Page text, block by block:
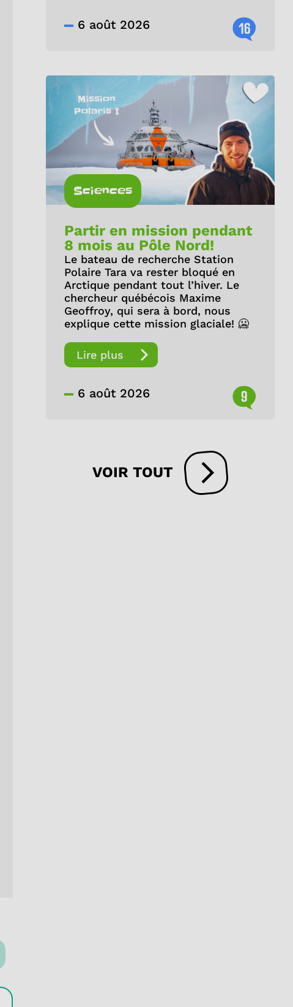
6 août 2026 16
Sciences
Partir en mission pendant
8 mois au Pôle Nord!
Le bateau de recherche Station
Polaire Tara va rester bloqué en
Arctique pendant tout l’hiver. Le
chercheur québécois Maxime
Geoffroy, qui sera à bord, nous
explique cette mission glaciale! 🥶
Lire plus
6 août 2026 9
VOIR TOUT